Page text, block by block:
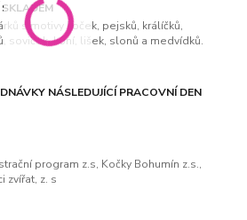
s motivy koček, pejsků, králíčků,
soviček, koní, lišek, slonů a medvídků.
NÁSLEDUJÍCÍ PRACOVNÍ DEN
program z.s, Kočky Bohumín z.s.,
zvířat, z. s